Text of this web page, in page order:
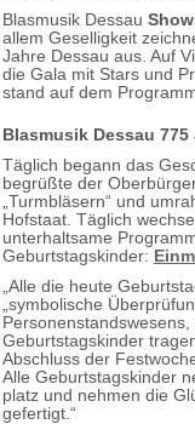
Blasmusik Dessau
allem Geselligkeit
Jahre Dessau aus. Auf
die Gala mit Stars und
stand auf dem
Blasmusik Dessau 775
Täglich begann das
begrüßte der
„Turmbläsern“ und
Hofstaat. Täglich
unterhaltsame
Geburtstagskinder:
„Alle die heute
„symbolische
Geburtstagskinder
Abschluss der
Alle Geburtstagskinder
platz und nehmen die
gefertigt.“